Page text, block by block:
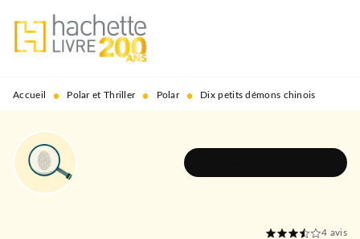
MENU RECHERCHE
PIED DE PAGE
Accueil • Polar et Thriller • Polar • Dix petits démons chinois
4 avis